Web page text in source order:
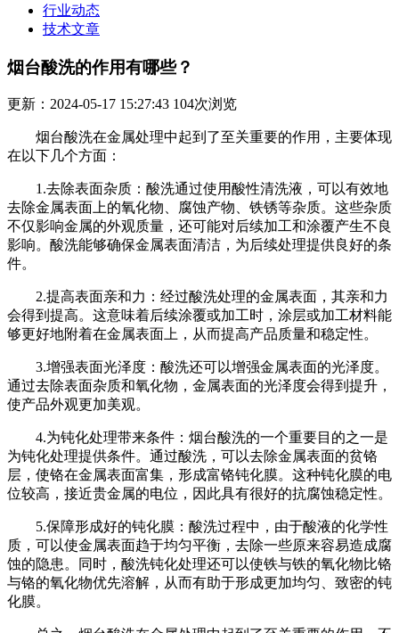
行业动态
技术文章
烟台酸洗的作用有哪些？
更新：2024-05-17 15:27:43 104次浏览
烟台酸洗在金属处理中起到了至关重要的作用，主要体现
在以下几个方面：
1.去除表面杂质：酸洗通过使用酸性清洗液，可以有效地
去除金属表面上的氧化物、腐蚀产物、铁锈等杂质。这些杂质
不仅影响金属的外观质量，还可能对后续加工和涂覆产生不良
影响。酸洗能够确保金属表面清洁，为后续处理提供良好的条
件。
2.提高表面亲和力：经过酸洗处理的金属表面，其亲和力
会得到提高。这意味着后续涂覆或加工时，涂层或加工材料能
够更好地附着在金属表面上，从而提高产品质量和稳定性。
3.增强表面光泽度：酸洗还可以增强金属表面的光泽度。
通过去除表面杂质和氧化物，金属表面的光泽度会得到提升，
使产品外观更加美观。
4.为钝化处理带来条件：烟台酸洗的一个重要目的之一是
为钝化处理提供条件。通过酸洗，可以去除金属表面的贫铬
层，使铬在金属表面富集，形成富铬钝化膜。这种钝化膜的电
位较高，接近贵金属的电位，因此具有很好的抗腐蚀稳定性。
5.保障形成好的钝化膜：酸洗过程中，由于酸液的化学性
质，可以使金属表面趋于均匀平衡，去除一些原来容易造成腐
蚀的隐患。同时，酸洗钝化处理还可以使铁与铁的氧化物比铬
与铬的氧化物优先溶解，从而有助于形成更加均匀、致密的钝
化膜。